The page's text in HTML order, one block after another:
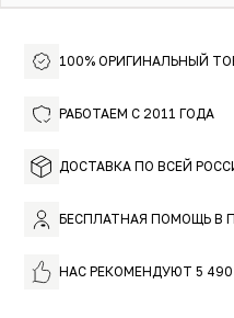
100% ОРИГИНАЛЬНЫЙ
РАБОТАЕМ С 2011 ГОДА
ДОСТАВКА ПО ВСЕЙ
БЕСПЛАТНАЯ ПОМОЩЬ В
НАС РЕКОМЕНДУЮТ 5
Это игривый и
фруктами, а с
теплом сладких